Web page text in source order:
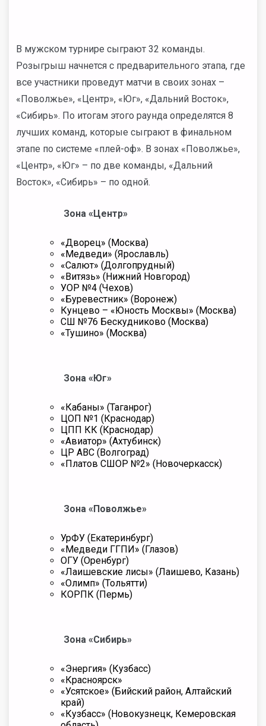
В мужском турнире сыграют 32 команды.
Розыгрыш начнется с предварительного этапа, где
все участники проведут матчи в своих зонах –
«Поволжье», «Центр», «Юг», «Дальний Восток»,
«Сибирь». По итогам этого раунда определятся 8
лучших команд, которые сыграют в финальном
этапе по системе «плей-оф». В зонах «Поволжье»,
«Центр», «Юг» – по две команды, «Дальний
Восток», «Сибирь» – по одной.
Зона «Центр»
«Дворец» (Москва)
«Медведи» (Ярославль)
«Салют» (Долгопрудный)
«Витязь» (Нижний Новгород)
УОР №4 (Чехов)
«Буревестник» (Воронеж)
Кунцево – «Юность Москвы» (Москва)
СШ №76 Бескудниково (Москва)
«Тушино» (Москва)
Зона «Юг»
«Кабаны» (Таганрог)
ЦОП №1 (Краснодар)
ЦПП КК (Краснодар)
«Авиатор» (Ахтубинск)
ЦР АВС (Волгоград)
«Платов СШОР №2» (Новочеркасск)
Зона «Поволжье»
УрФУ (Екатеринбург)
«Медведи ГГПИ» (Глазов)
ОГУ (Оренбург)
«Лаишевские лисы» (Лаишево, Казань)
«Олимп» (Тольятти)
КОРПК (Пермь)
Зона «Сибирь»
«Энергия» (Кузбасс)
«Красноярск»
«Усятское» (Бийский район, Алтайский
край)
«Кузбасс» (Новокузнецк, Кемеровская